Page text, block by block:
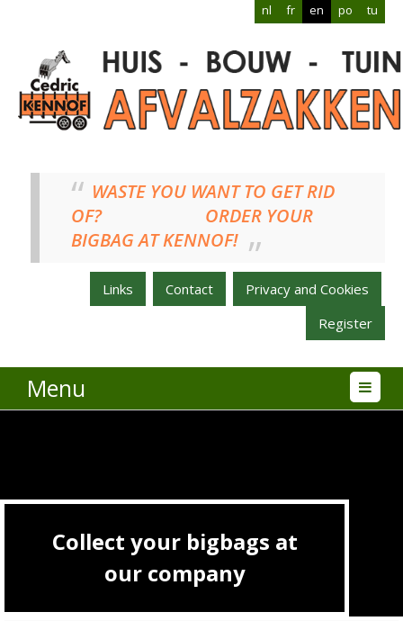
nl fr en po tu
WASTE YOU WANT TO GET RID
OF? ORDER YOUR
BIGBAG AT KENNOF!
Links Contact
Privacy and Cookies
Register
Menu
Collect your bigbags at
our company